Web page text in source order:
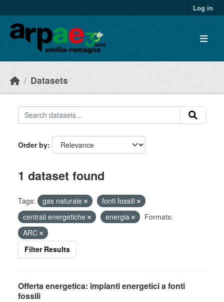
Log in
Datasets
Order by
1 dataset found
Tags: gas naturale
fonti fossili
centrali energetiche
energia
Formats:
ARC
Filter Results
Offerta energetica: impianti energetici a fonti
fossili